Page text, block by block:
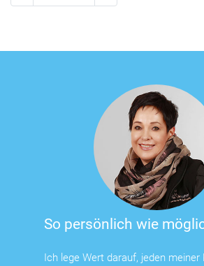
So persönlich wie
Ich lege Wert darauf, jeden meiner